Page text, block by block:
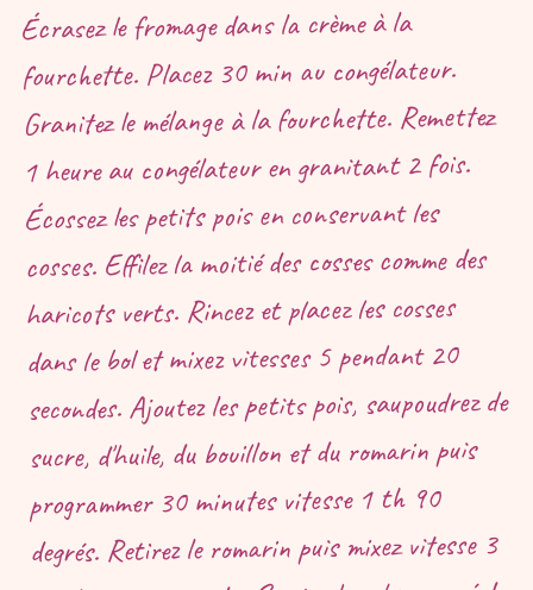
Écrasez le fromage dans la crème à la
fourchette. Placez 30 min au congélateur.
Granitez le mélange à la fourchette. Remettez
1 heure au congélateur en granitant 2 fois.
Écossez les petits pois en conservant les
cosses. Effilez la moitié des cosses comme des
haricots verts. Rincez et placez les cosses
dans le bol et mixez vitesses 5 pendant 20
secondes. Ajoutez les petits pois, saupoudrez de
sucre, d'huile, du bouillon et du romarin puis
programmer 30 minutes vitesse 1 th 90
degrés. Retirez le romarin puis mixez vitesse 3